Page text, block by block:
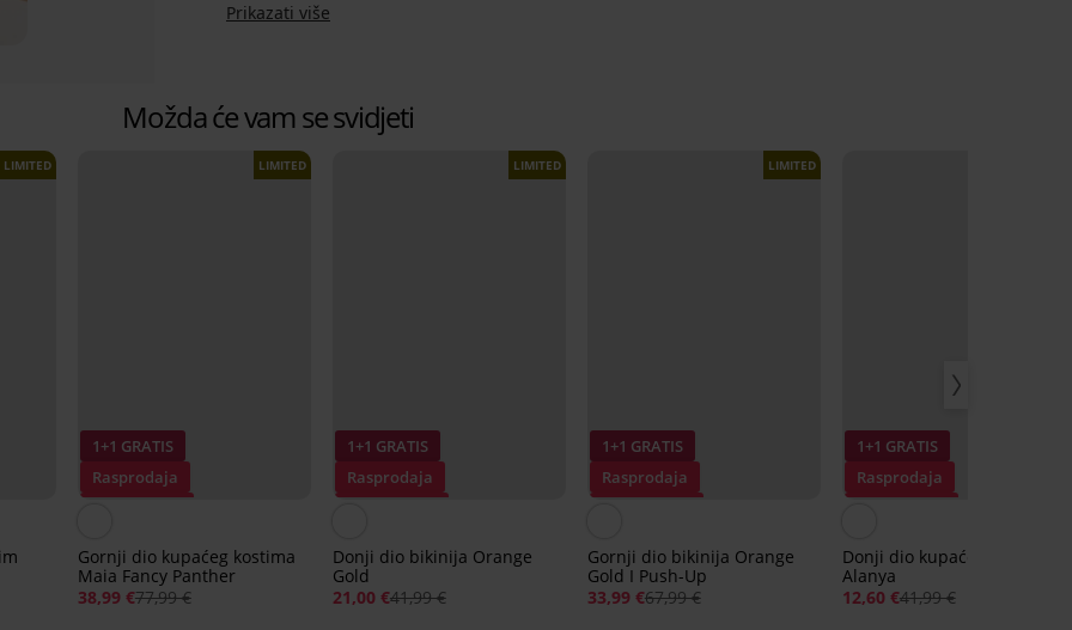
Prikazati više
Možda će vam se svidjeti
LIMITED
1+1 GRATIS
Rasprodaja
LIMITED
Gornji dio kupaćeg kostima
Maia Fancy Panther
38,99 €77,99 €
1+1 GRATIS
Rasprodaja
LIMITED
Donji dio bikinija Orange
Gold
21,00 €41,99 €
1+1 GRATIS
Rasprodaja
LIMITED
Gornji dio bikinija Orange
Gold I Push-Up
33,99 €67,99 €
1+1 GRATIS
Rasprodaja
Donji dio kupaćeg kostima
Alanya
12,60 €41,99 €